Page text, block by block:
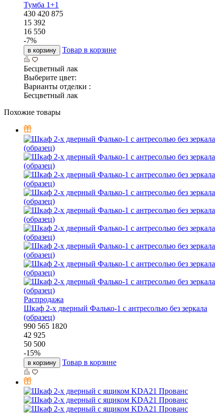
Тумба 1+1
430 420 875
15 392
16 550
-7%
в корзину Товар в корзине
Бесцветный лак
Выберите цвет:
Варианты отделки :
Бесцветный лак
Похожие товары
Распродажа
Шкаф 2-х дверный Фалько-1 с антресолью без зеркала
(образец)
990 565 1820
42 925
50 500
-15%
в корзину Товар в корзине